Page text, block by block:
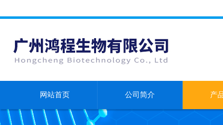
网站首页 公司简介 产